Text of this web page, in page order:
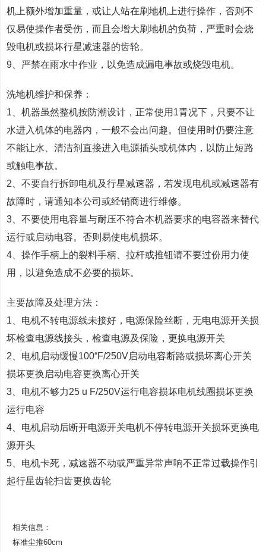
机上额外增加重量，或让人站在刷地机上进行操作，否则不
仅易使操作者受伤，而且会增大刷地机的负荷，严重时会烧
毁电机或损坏行星减速器的齿轮。
9、严禁在雨水中作业，以免造成漏电事故或烧毁电机。
洗地机维护和保养：
1、机器虽然整机按防潮设计，正常使用1青况下，只要不让
水进入机体的电器内，一般不会出问趣。但使用时仍要注意
不能让水、清洁剂直接进入电源插头或机体内，以防止短路
或触电事故。
2、不要自行拆卸电机及行星减速器，若发现电机或减速器有
故障时，请通知本公司或经销商进行维修。
3、不要使用电容量与耐压不符合本机器要求的电容器来替代
运行或启动电容。否则易使电机损坏。
4、操作手柄上的裂料手柄、拉杆或推钮请不要过份用力使
用，以避免造成不必要的损坏。
主要故障及处理方法：
1、电机不转电源线未接好，电源保险丝断，无电电源开关损
坏检查电源线接头，检查电源及保险，更换电源开关
2、电机启动缓慢100“F/250V启动电容断路或损坏离心开关
损坏更换启动电容更换离心开关
3、电机不够力25 u F/250V运行电容损坏电机线圈损坏更换
运行电容
4、电机启动后断开电源开关电机不停转电源开关损坏更换电
源开头
5、电机卡死，减速器不动或严重异常声响不正常过载操作引
起行星齿轮扫齿更换齿轮
相关信息：
标准尘推60cm